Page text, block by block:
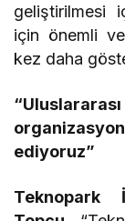
geliştirilmesi
için önemli
kez daha
ediyoruz”
Teknopark